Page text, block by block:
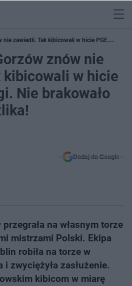
nie zawiedli. Tak kibicowali w hicie PGE
znów nie
kibicowali w hicie
Nie brakowało
Dodaj do Google
na własnym torze
mistrzami Polski. Ekipa
robiła na torze w
i zwyciężyła zasłużenie.
kibicom w miarę